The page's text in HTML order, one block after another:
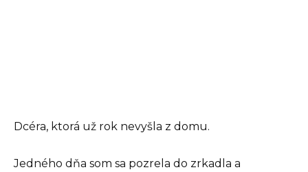
Dcéra, ktorá už rok nevyšla z domu.
Jedného dňa som sa pozrela do zrkadla a